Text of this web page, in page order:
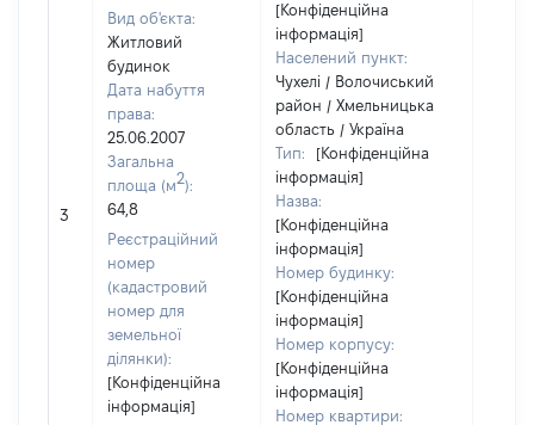
3
Вид об'єкта:
Житловий
будинок
Дата набуття
права:
25.06.2007
Загальна
площа (м2):
64,8
Реєстраційний
номер
(кадастровий
номер для
земельної
ділянки):
[Конфіденційна
інформація]
[Конфіденційна
інформація]
Населений пункт:
Чухелі / Волочиський
район / Хмельницька
область / Україна
Тип:
[Конфіденційна
інформація]
Назва:
[Конфіденційна
інформація]
Номер будинку:
[Конфіденційна
інформація]
Номер корпусу:
[Конфіденційна
інформація]
Номер квартири: